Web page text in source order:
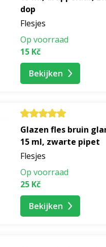
dop
Flesjes
Op voorraad
15 Kč
Bekijken
Glazen fles bruin
15 ml, zwarte pipet
Flesjes
Op voorraad
25 Kč
Bekijken